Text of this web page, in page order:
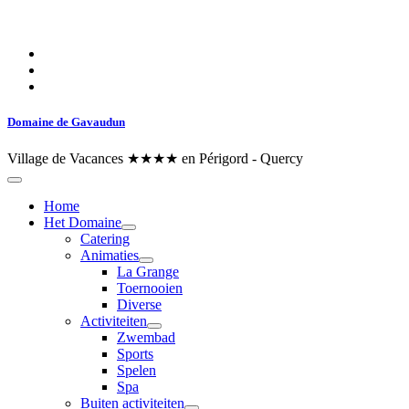
Domaine de Gavaudun
Village de Vacances ★★★★ en Périgord - Quercy
Home
Het Domaine
Catering
Animaties
La Grange
Toernooien
Diverse
Activiteiten
Zwembad
Sports
Spelen
Spa
Buiten activiteiten